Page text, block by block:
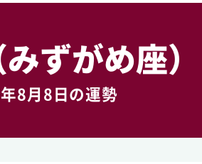
ずがめ座）
8月8日の運勢